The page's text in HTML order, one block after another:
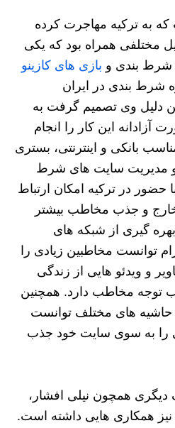
به ترکیه مهاجرت کرده
مختلفی همراه بود که یکی
شرط بندی و بازی های کازینو
شرط بندی در ایران
دلیل وی تصمیم گرفت به
آزادانه این کار را انجام
بانکی و اینترنتی، بستری
و مدیریت سایت های شرط
در ترکیه امکان ارتباط
خارج و جذب مخاطب بیشتر
گیری از شبکه های
توانست مخاطبین زیادی را
و ویدئو هایی از زندگی
توجه مخاطب دارد. همچنین
حاشیه های مختلف توانست
را به سوی سایت خود جذب
دیگری همچون نیلی افشار،
نیز همکاری هایی داشته است.